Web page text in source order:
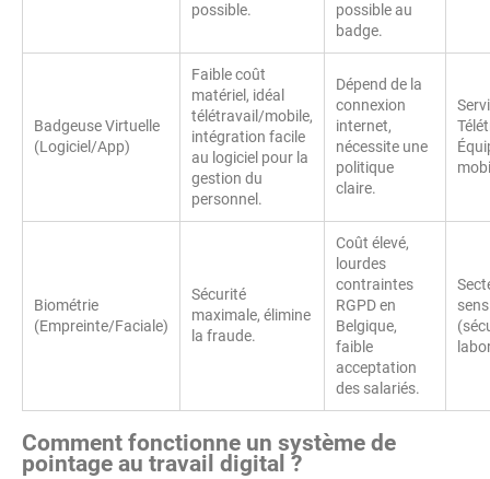
possible.
possible au
badge.
Badgeuse Virtuelle
(Logiciel/App)
Faible coût
matériel, idéal
télétravail/mobile,
intégration facile
au logiciel pour la
gestion du
personnel.
Dépend de la
connexion
internet,
nécessite une
politique
claire.
Biométrie
(Empreinte/Faciale)
Sécurité
maximale, élimine
la fraude.
Coût élevé,
lourdes
contraintes
RGPD en
Belgique,
faible
acceptation
des salariés.
Comment fonctionne un système de
pointage au travail digital ?